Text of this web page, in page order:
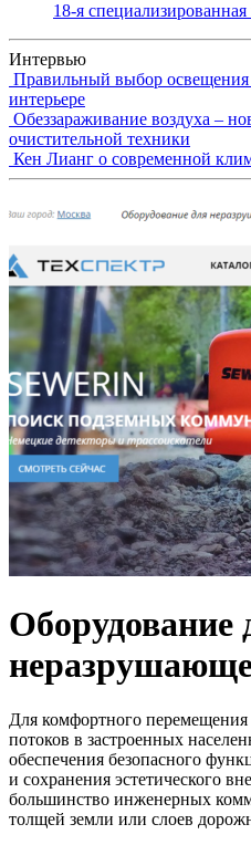
18-я
Интервью
Правильный выбор
интерьере
Обеззараживание воздуха –
очистительной техники
Кен Лианг о современной
Оборудование
Для комфортного
потоков в застроенных
обеспечения безопасного
и сохранения эстетического
большинство инженерных
толщей земли или слоев